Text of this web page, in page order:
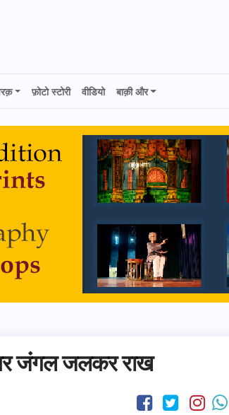
फ़ोटो स्टोरी वीडियो बाक़ी और
जंगल जलकर राख